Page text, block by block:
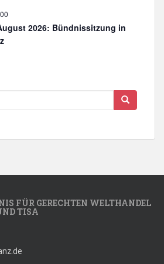
2026: Bündnissitzung in
FÜR GERECHTEN WELTHANDEL
TISA